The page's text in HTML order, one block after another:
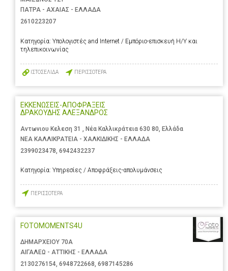
ΠΑΤΡΑ - ΑΧΑΙΑΣ - ΕΛΛΑΔΑ
2610223207
Κατηγορία: Υπολογιστές and Internet / Εμπόριο-επισκευή Η/Υ και
τηλεπικοινωνίας
ΙΣΤΟΣΕΛΙΔΑ ΠΕΡΙΣΣΟΤΕΡΑ
ΕΚΚΕΝΩΣΕΙΣ-ΑΠΟΦΡΑΞΕΙΣ
ΔΡΑΚΟΥΔΗΣ ΑΛΕΞΑΝΔΡΟΣ
Αντωνιου Κελεση 31 , Νέα Καλλικράτεια 630 80, Ελλάδα
ΝΕΑ ΚΑΛΛΙΚΡΑΤΕΙΑ - ΧΑΛΚΙΔΙΚΗΣ - ΕΛΛΑΔΑ
2399023478 6942432237
Κατηγορία: Υπηρεσίες / Αποφράξεις-απολυμάνσεις
ΠΕΡΙΣΣΟΤΕΡΑ
FOTOMOMENTS4U
ΔΗΜΑΡΧΕΙΟΥ 70Α
ΑΙΓΑΛΕΩ - ΑΤΤΙΚΗΣ - ΕΛΛΑΔΑ
2130276154, 6948722668, 6987145286